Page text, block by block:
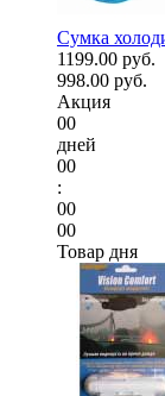
Сумка
1199.00 руб.
998.00 руб.
Акция
00
дней
00
:
00
00
Товар дня